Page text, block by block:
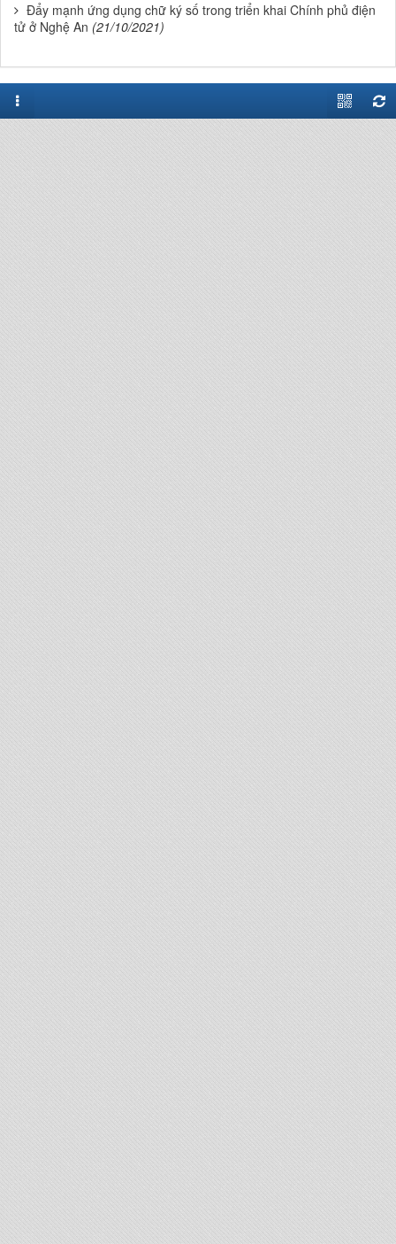
Đẩy mạnh ứng dụng chữ ký số trong triển khai Chính phủ điện
tử ở Nghệ An (21/10/2021)